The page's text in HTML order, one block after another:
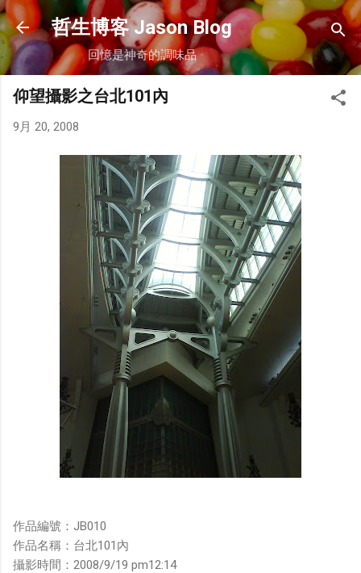
跳到主要內容
哲生博客 Jason Blog
回憶是神奇的調味品
仰望攝影之台北101內
9月 20, 2008
作品編號：JB010
作品名稱：台北101內
攝影時間：2008/9/19 pm12:14